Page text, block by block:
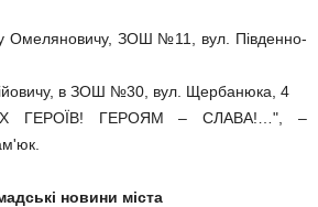
Омеляновичу, ЗОШ №11, вул. Південно-
в ЗОШ №30, вул. Щербанюка, 4
ГЕРОЇВ! ГЕРОЯМ – СЛАВА!…", –
новини міста